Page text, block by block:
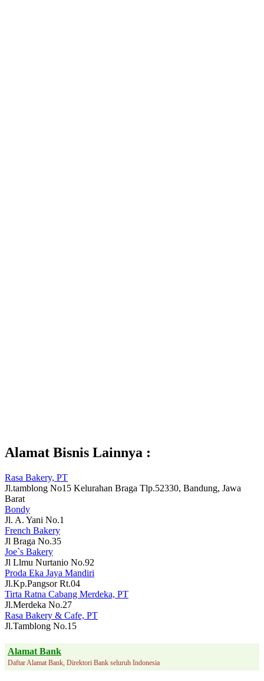
Alamat Bisnis Lainnya :
Rasa Bakery, PT
Jl.tamblong No15 Kelurahan Braga Tlp.52330, Bandung, Jawa
Barat
Bondy
Jl. A. Yani No.1
French Bakery
Jl Braga No.35
Joe`s Bakery
Jl Llmu Nurtanio No.92
Proda Eka Jaya Mandiri
Jl.Kp.Pangsor Rt.04
Tirta Ratna Cabang Merdeka, PT
Jl.Merdeka No.27
Rasa Bakery & Cafe, PT
Jl.Tamblong No.15
Alamat Bank
Daftar Alamat Bank, Direktori Bank seluruh Indonesia